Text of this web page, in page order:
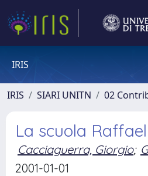
IRIS
IRIS SIARI UNITN 02
La scuola
Cacciaguerra, Giorgio;
2001-01-01